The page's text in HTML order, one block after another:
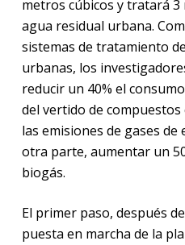
metros cúbicos y tratará 3
agua residual urbana.
sistemas de tratamiento
urbanas, los
reducir un 40% el
del vertido de
las emisiones de gases
otra parte, aumentar un
biogás.
El primer paso, después
puesta en marcha de la